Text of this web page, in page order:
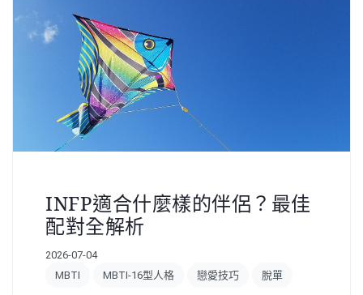
INFP適合什麼樣的伴侶？最佳
配對全解析
2026-07-04
MBTI
MBTI-16型人格 戀愛技巧 脫單